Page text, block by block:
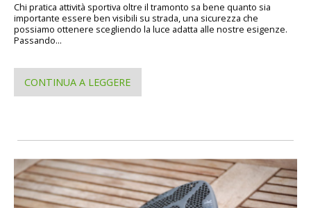
Chi pratica attività sportiva oltre il tramonto sa bene quanto sia
importante essere ben visibili su strada, una sicurezza che
possiamo ottenere scegliendo la luce adatta alle nostre esigenze.
Passando...
CONTINUA A LEGGERE